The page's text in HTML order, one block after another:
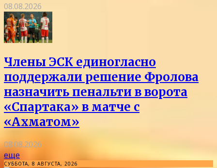
08.08.2026
Члены ЭСК единогласно
поддержали решение Фролова
назначить пенальти в ворота
«Спартака» в матче с
«Ахматом»
08.08.2026
еще
СУББОТА, 8 АВГУСТА, 2026